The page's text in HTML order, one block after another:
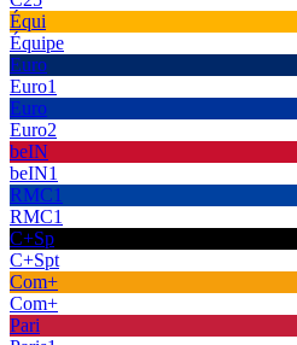
Équi
Équipe
Euro
Euro1
Euro
Euro2
beIN
beIN1
RMC1
RMC1
C+Sp
C+Spt
Com+
Com+
Pari